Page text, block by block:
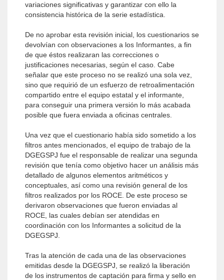
variaciones significativas y garantizar con ello la
consistencia histórica de la serie estadística.
De no aprobar esta revisión inicial, los cuestionarios se
devolvían con observaciones a los Informantes, a fin
de que éstos realizaran las correcciones o
justificaciones necesarias, según el caso. Cabe
señalar que este proceso no se realizó una sola vez,
sino que requirió de un esfuerzo de retroalimentación
compartido entre el equipo estatal y el informante,
para conseguir una primera versión lo más acabada
posible que fuera enviada a oficinas centrales.
Una vez que el cuestionario había sido sometido a los
filtros antes mencionados, el equipo de trabajo de la
DGEGSPJ fue el responsable de realizar una segunda
revisión que tenía como objetivo hacer un análisis más
detallado de algunos elementos aritméticos y
conceptuales, así como una revisión general de los
filtros realizados por los ROCE. De este proceso se
derivaron observaciones que fueron enviadas al
ROCE, las cuales debían ser atendidas en
coordinación con los Informantes a solicitud de la
DGEGSPJ.
Tras la atención de cada una de las observaciones
emitidas desde la DGEGSPJ, se realizó la liberación
de los instrumentos de captación para firma y sello en